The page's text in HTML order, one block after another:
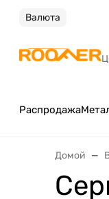
Валюта
Распродажа
Домой